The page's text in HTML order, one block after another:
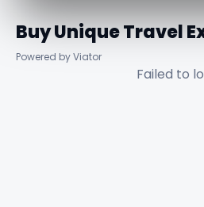
Buy Unique Travel
Powered by Viator
Failed to